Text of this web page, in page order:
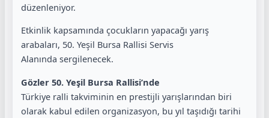
düzenleniyor.
Etkinlik kapsamında çocukların yapacağı yarış
arabaları, 50. Yeşil Bursa Rallisi Servis
Alanında sergilenecek.
Gözler 50. Yeşil Bursa Rallisi’nde
Türkiye ralli takviminin en prestijli yarışlarından biri
olarak kabul edilen organizasyon, bu yıl taşıdığı tarihi